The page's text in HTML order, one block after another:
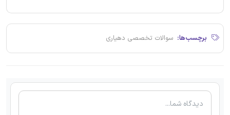
برچسب‌ها: سوالات تخصصی دهیاری